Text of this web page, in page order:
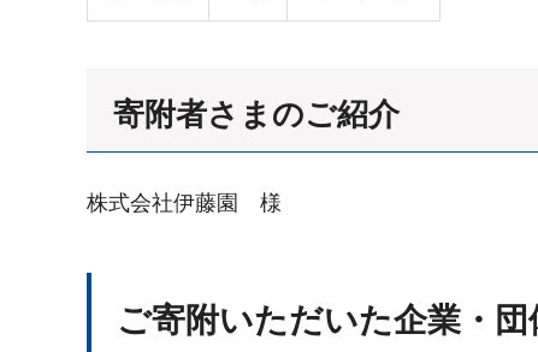
寄附者さまのご紹介
株式会社伊藤園 様
ご寄附いただいた企業・